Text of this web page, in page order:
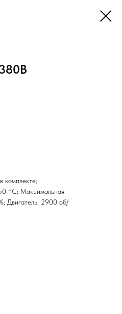
комплекте;
°С; Максимальная
Двигатель: 2900 об/